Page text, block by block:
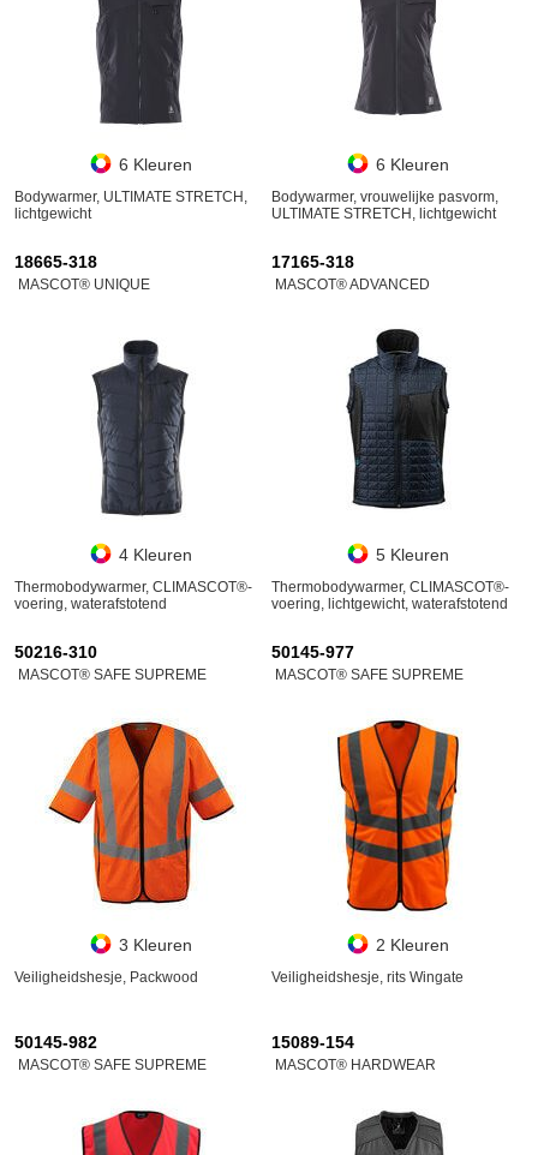
6 Kleuren
Bodywarmer, ULTIMATE STRETCH,
lichtgewicht
6 Kleuren
Bodywarmer, vrouwelijke pasvorm,
ULTIMATE STRETCH, lichtgewicht
18665-318
MASCOT® UNIQUE
4 Kleuren
Thermobodywarmer, CLIMASCOT®-
voering, waterafstotend
17165-318
MASCOT® ADVANCED
5 Kleuren
Thermobodywarmer, CLIMASCOT®-
voering, lichtgewicht, waterafstotend
50216-310
MASCOT® SAFE SUPREME
3 Kleuren
Veiligheidshesje, Packwood
50145-977
MASCOT® SAFE SUPREME
2 Kleuren
Veiligheidshesje, rits Wingate
50145-982
MASCOT® SAFE SUPREME
15089-154
MASCOT® HARDWEAR